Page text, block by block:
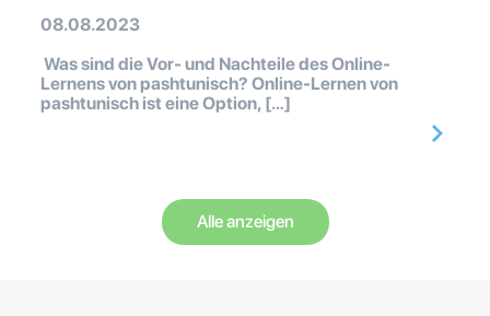
08.08.2023
Was sind die Vor- und Nachteile des Online-
Lernens von pashtunisch? Online-Lernen von
pashtunisch ist eine Option, […]
Alle anzeigen